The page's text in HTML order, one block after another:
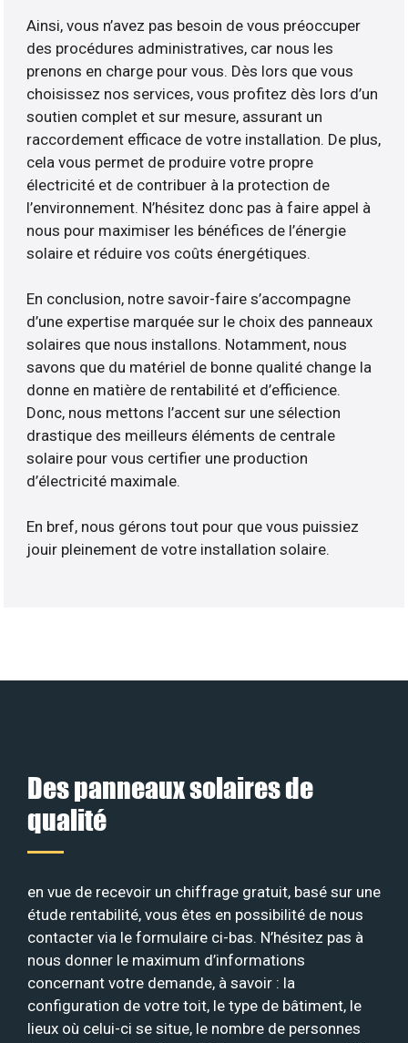
Ainsi, vous n’avez pas besoin de vous préoccuper
des procédures administratives, car nous les
prenons en charge pour vous. Dès lors que vous
choisissez nos services, vous profitez dès lors d’un
soutien complet et sur mesure, assurant un
raccordement efficace de votre installation. De plus,
cela vous permet de produire votre propre
électricité et de contribuer à la protection de
l’environnement. N’hésitez donc pas à faire appel à
nous pour maximiser les bénéfices de l’énergie
solaire et réduire vos coûts énergétiques.
En conclusion, notre savoir-faire s’accompagne
d’une expertise marquée sur le choix des panneaux
solaires que nous installons. Notamment, nous
savons que du matériel de bonne qualité change la
donne en matière de rentabilité et d’efficience.
Donc, nous mettons l’accent sur une sélection
drastique des meilleurs éléments de centrale
solaire pour vous certifier une production
d’électricité maximale.
En bref, nous gérons tout pour que vous puissiez
jouir pleinement de votre installation solaire.
Des panneaux solaires de
qualité
en vue de recevoir un chiffrage gratuit, basé sur une
étude rentabilité, vous êtes en possibilité de nous
contacter via le formulaire ci-bas. N’hésitez pas à
nous donner le maximum d’informations
concernant votre demande, à savoir : la
configuration de votre toit, le type de bâtiment, le
lieux où celui-ci se situe, le nombre de personnes